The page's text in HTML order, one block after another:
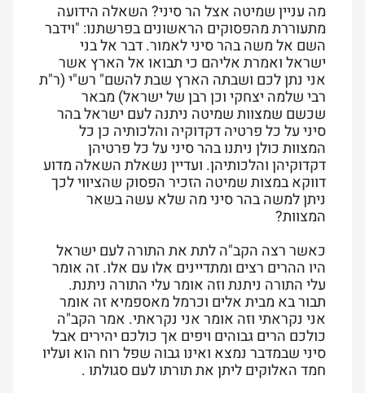
מה עניין שמיטה אצל הר סיני? השאלה הידועה
מתעוררת מהפסוקים הראשונים בפרשתנו: "וידבר
השם אל משה בהר סיני לאמור. דבר אל בני
ישראל ואמרת אליהם כי תבואו אל הארץ אשר
אני נתן לכם ושבתה הארץ שבת להשם" רש"י (ר"ת
רבי שלמה יצחקי וכן רבן של ישראל) מבאר
שכשם שמצוות שמיטה ניתנה לעם ישראל בהר
סיני על כל פרטיה דקדוקיה והלכותיה כן כל
המצוות כולן ניתנו בהר סיני על כל פרטיהן
דקדוקיהן והלכותיהן. ועדיין נשאלת השאלה מדוע
דווקא במצות שמיטה הזכיר הפסוק שהציווי לכך
ניתן למשה בהר סיני מה שלא עשה בשאר
המצוות?
כאשר רצה הקב"ה לתת את התורה לעם ישראל
היו ההרים רצים ומתדיינים אלו עם אלו. זה אומר
עלי התורה ניתנת וזה אומר עלי התורה ניתנת.
תבור בא מבית אלים וכרמל מאספמיא זה אומר
אני נקראתי וזה אומר אני נקראתי. אמר הקב"ה
כולכם הרים גבוהים ויפים אך כולכם יהירים אבל
סיני שבמדבר נמצא ואינו גבוה שפל רוח הוא ועליו
חמד האלוקים ליתן את תורתו לעם סגולתו .